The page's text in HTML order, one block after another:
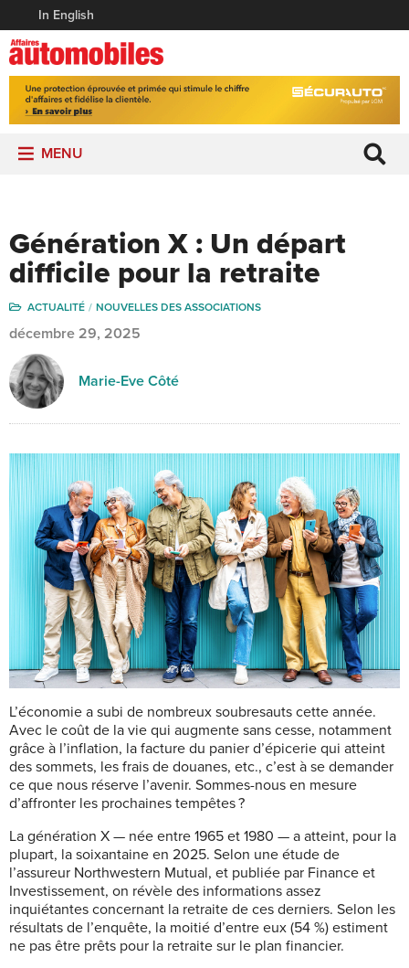
In English
MENU
Génération X : Un départ
difficile pour la retraite
ACTUALITÉ NOUVELLES DES ASSOCIATIONS
décembre 29, 2025
Marie-Eve Côté
L’économie a subi de nombreux soubresauts cette année.
Avec le coût de la vie qui augmente sans cesse, notamment
grâce à l’inflation, la facture du panier d’épicerie qui atteint
des sommets, les frais de douanes, etc., c’est à se demander
ce que nous réserve l’avenir. Sommes-nous en mesure
d’affronter les prochaines tempêtes ?
La génération X — née entre 1965 et 1980 — a atteint, pour la
plupart, la soixantaine en 2025. Selon une étude de
l’assureur Northwestern Mutual, et publiée par Finance et
Investissement, on révèle des informations assez
inquiétantes concernant la retraite de ces derniers. Selon les
résultats de l’enquête, la moitié d’entre eux (54 %) estiment
ne pas être prêts pour la retraite sur le plan financier.